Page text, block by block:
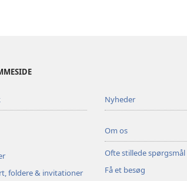
foldere & invitationer
Nyheder
Om os
Ofte stillede spørgsmål
Få et besøg